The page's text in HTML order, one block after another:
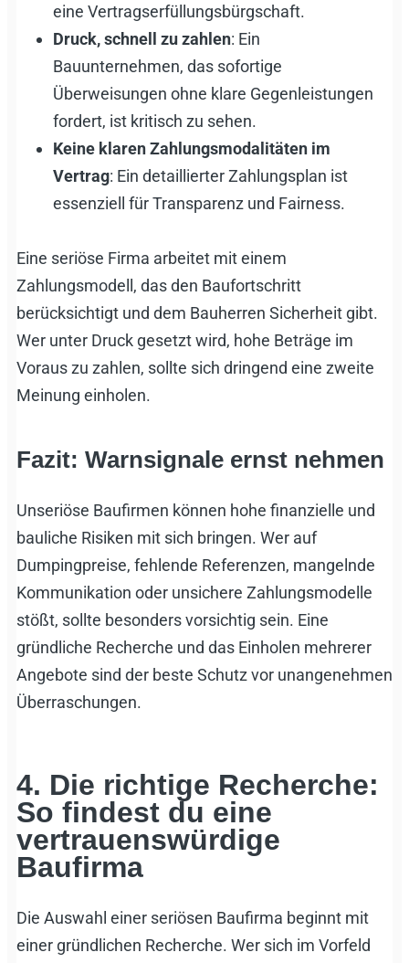
eine Vertragserfüllungsbürgschaft.
Druck, schnell zu zahlen: Ein
Bauunternehmen, das sofortige
Überweisungen ohne klare Gegenleistungen
fordert, ist kritisch zu sehen.
Keine klaren Zahlungsmodalitäten im
Vertrag: Ein detaillierter Zahlungsplan ist
essenziell für Transparenz und Fairness.
Eine seriöse Firma arbeitet mit einem
Zahlungsmodell, das den Baufortschritt
berücksichtigt und dem Bauherren Sicherheit gibt.
Wer unter Druck gesetzt wird, hohe Beträge im
Voraus zu zahlen, sollte sich dringend eine zweite
Meinung einholen.
Fazit: Warnsignale ernst nehmen
Unseriöse Baufirmen können hohe finanzielle und
bauliche Risiken mit sich bringen. Wer auf
Dumpingpreise, fehlende Referenzen, mangelnde
Kommunikation oder unsichere Zahlungsmodelle
stößt, sollte besonders vorsichtig sein. Eine
gründliche Recherche und das Einholen mehrerer
Angebote sind der beste Schutz vor unangenehmen
Überraschungen.
4. Die richtige Recherche:
So findest du eine
vertrauenswürdige
Baufirma
Die Auswahl einer seriösen Baufirma beginnt mit
einer gründlichen Recherche. Wer sich im Vorfeld